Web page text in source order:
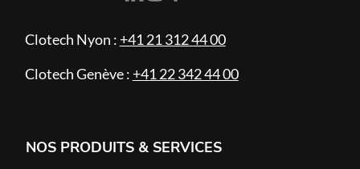
Clotech Nyon : +41 21 312 44 00
Clotech Genève : +41 22 342 44 00
NOS PRODUITS & SERVICES